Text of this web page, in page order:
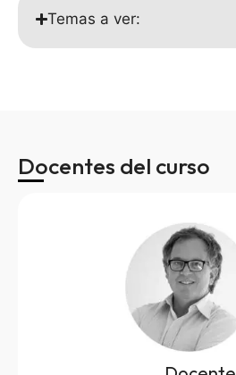
Temas a ver:
Docentes del curso